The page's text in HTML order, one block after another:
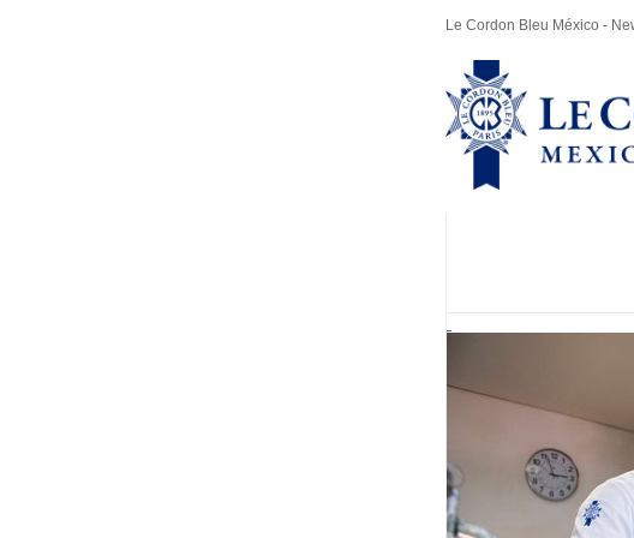
Le Cordon Bleu México -